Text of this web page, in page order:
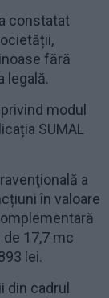
constatat
fără
legală.
modul
SUMAL
a
în valoare
17,7 mc
lei.
cadrul